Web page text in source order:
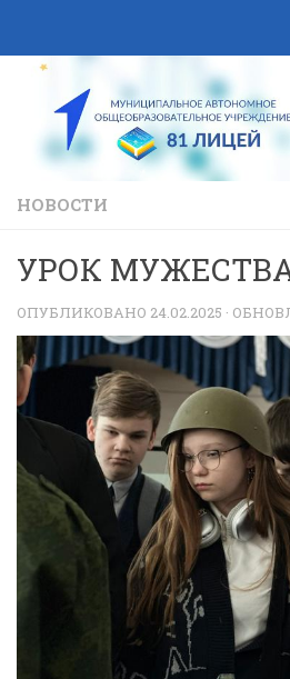
НОВОСТИ
УРОК
ОПУБЛИКОВАНО 24.02.2025 ·